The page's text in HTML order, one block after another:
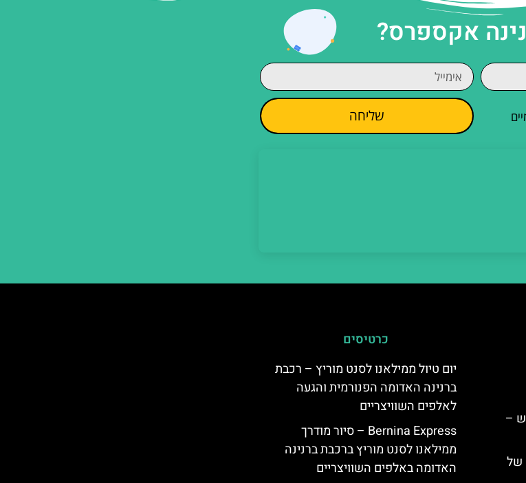
אקספרס?
שליחה
–
של
כרטיסים
יום טיול ממילאנו לסנט מוריץ – רכבת
ברנינה האדומה הפנורמית והגעה
לאלפים השוויצריים
Bernina Express – סיור מודרך
ממילאנו לסנט מוריץ ברכבת ברנינה
האדומה באלפים השוויצריים